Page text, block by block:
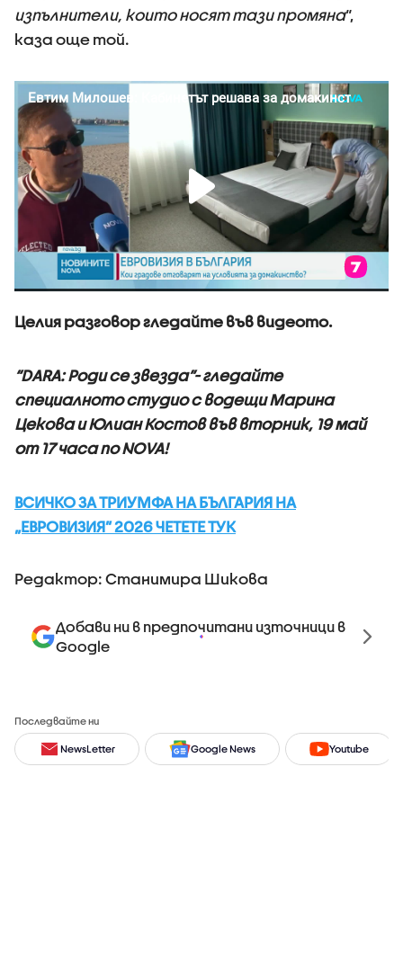
изпълнители, които носят тази промяна“,
каза още той.
Целия разговор гледайте във видеото.
“DARA: Роди се звезда”- гледайте
специалното студио с водещи Марина
Цекова и Юлиан Костов във вторник, 19 май
от 17 часа по NOVA!
ВСИЧКО ЗА ТРИУМФА НА БЪЛГАРИЯ НА
„ЕВРОВИЗИЯ” 2026 ЧЕТЕТЕ ТУК
Редактор: Станимира Шикова
Добави ни в предпочитани източници в
Google
Последвайте ни
NewsLetter Google News Youtube